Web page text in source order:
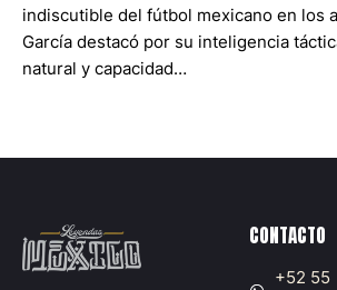
indiscutible del fútbol mexicano en los
García destacó por su inteligencia
natural y capacidad…
CONTACTO
+52 55